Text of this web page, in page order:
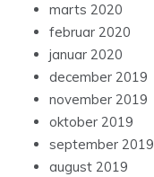
marts 2020
februar 2020
januar 2020
december 2019
november 2019
oktober 2019
september 2019
august 2019